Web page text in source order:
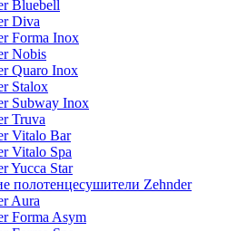
Bluebell
Diva
Forma Inox
Nobis
Quaro Inox
Stalox
Subway Inox
Truva
Vitalo Bar
Vitalo Spa
Yucca Star
полотенцесушители Zehnder
Aura
Forma Asym